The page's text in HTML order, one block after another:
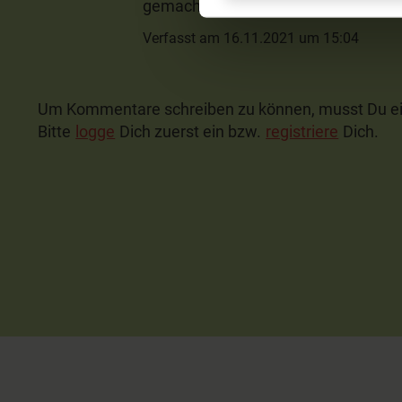
gemacht :-)
Verfasst am 16.11.2021 um 15:04
Um Kommentare schreiben zu können, musst Du
Bitte logge Dich zuerst ein bzw. registriere Dich.